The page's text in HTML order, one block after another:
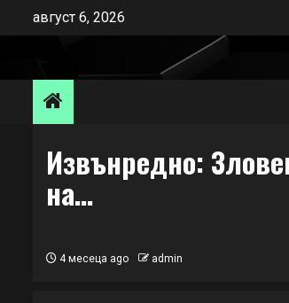
август 6, 2026
Извънредно:
на…
4 месеца ago admin